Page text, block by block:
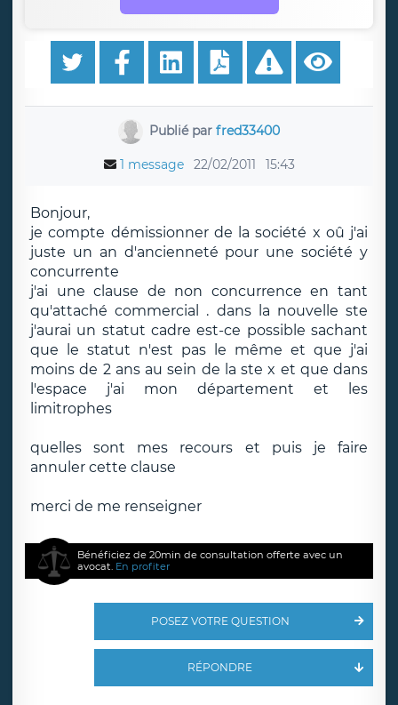
Publié parfred33400
1 message 22/02/2011 15:43
Bonjour,
je compte démissionner de la société x oû j'ai
juste un an d'ancienneté pour une société y
concurrente
j'ai une clause de non concurrence en tant
qu'attaché commercial . dans la nouvelle ste
j'aurai un statut cadre est-ce possible sachant
que le statut n'est pas le même et que j'ai
moins de 2 ans au sein de la ste x et que dans
l'espace j'ai mon département et les
limitrophes
quelles sont mes recours et puis je faire
annuler cette clause
merci de me renseigner
Bénéficiez de 20min de consultation offerte avec un
avocat. En profiter
POSEZ VOTRE QUESTION
RÉPONDRE